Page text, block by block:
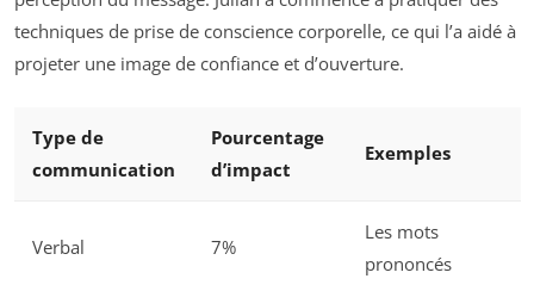
techniques de prise de conscience corporelle, ce qui l’a aidé à
projeter une image de confiance et d’ouverture.
Type de
communication
Pourcentage
d’impact
Exemples
Verbal 7%
Les mots
prononcés